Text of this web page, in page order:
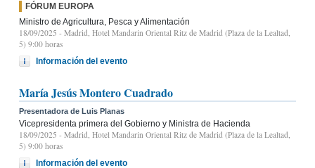
FÓRUM EUROPA
Ministro de Agricultura, Pesca y Alimentación
18/09/2025 - Madrid, Hotel Mandarin Oriental Ritz de Madrid (Plaza de la Lealtad,
5) 9:00 horas
Información del evento
María Jesús Montero Cuadrado
Presentadora de Luis Planas
Vicepresidenta primera del Gobierno y Ministra de Hacienda
18/09/2025 - Madrid, Hotel Mandarin Oriental Ritz de Madrid (Plaza de la Lealtad,
5) 9:00 horas
Información del evento